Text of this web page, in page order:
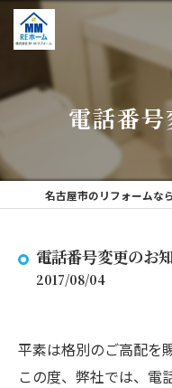
電話番
電話番号変更のお
2017/08/04
平素は格別のご高配を
この度、弊社では、電